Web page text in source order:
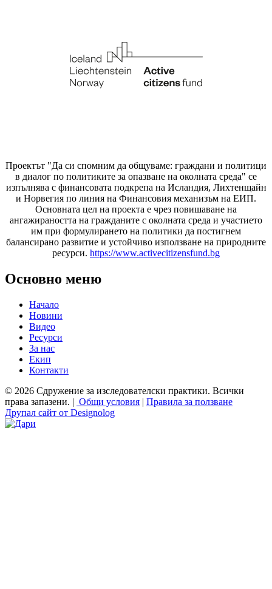
Проектът "Да си спомним да общуваме: граждани и политици
в диалог по политиките за опазване на околната среда" се
изпълнява с финансовата подкрепа на Исландия, Лихтенщайн
и Норвегия по линия на Финансовия механизъм на ЕИП.
Основната цел на проекта е чрез повишаване на
ангажираността на гражданите с околната среда и участието
им при формулирането на политики да постигнем
балансирано развитие и устойчиво използване на природните
ресурси. https://www.activecitizensfund.bg
Основно меню
Начало
Новини
Видео
Ресурси
За нас
Екип
Контакти
© 2026 Сдружение за изследователски практики. Всички
права запазени. | Общи условия | Правила за ползване
Друпал сайт от Designolog